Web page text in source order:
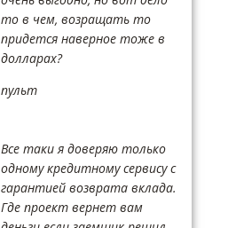
то в чем, возращать то
придется наверное тоже в
долларах?
пульт
Все таки я доверяю только
одному кредитному сервису с
гарантией возврата вклада.
Где проект вернет вам